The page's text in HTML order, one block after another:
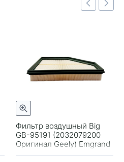
Фильтр воздушный Big
GB-95191 (2032079200
Оригинал Geely) Emgrand
SS11
+
Быстрый просмотр
-